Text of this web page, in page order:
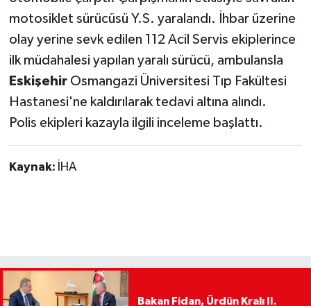
motosiklet sürücüsü Y.S. yaralandı. İhbar üzerine
olay yerine sevk edilen 112 Acil Servis ekiplerince
ilk müdahalesi yapılan yaralı sürücü, ambulansla
EskişehirOsmangazi Üniversitesi Tıp Fakültesi
Hastanesi'ne kaldırılarak tedavi altına alındı.
Polis ekipleri kazayla ilgili inceleme başlattı.
Kaynak: İHA
Bakan Fidan, Ürdün Kralı II.